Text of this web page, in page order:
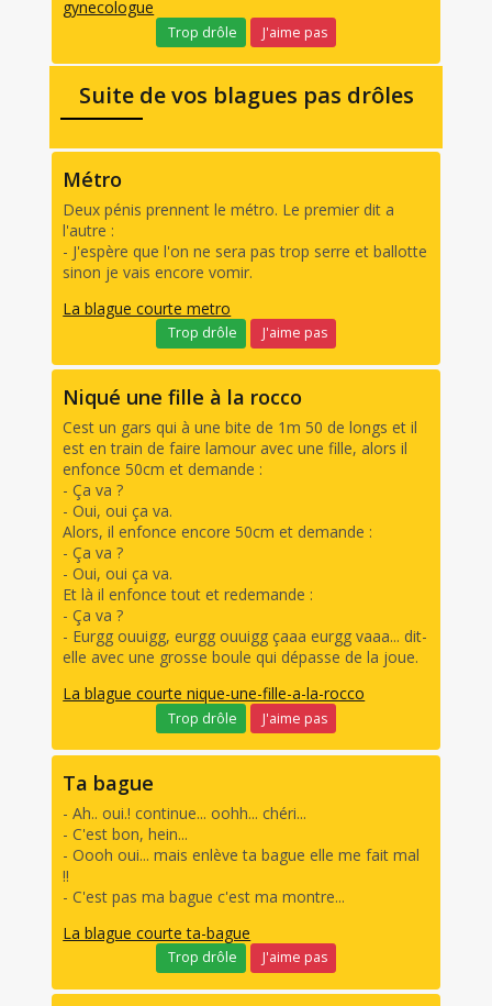
gynecologue
Trop drôle J'aime pas
Suite de vos blagues pas drôles
Métro
Deux pénis prennent le métro. Le premier dit a
l'autre :
- J'espère que l'on ne sera pas trop serre et ballotte
sinon je vais encore vomir.
La blague courte metro
Trop drôle J'aime pas
Niqué une fille à la rocco
Cest un gars qui à une bite de 1m 50 de longs et il
est en train de faire lamour avec une fille, alors il
enfonce 50cm et demande :
- Ça va ?
- Oui, oui ça va.
Alors, il enfonce encore 50cm et demande :
- Ça va ?
- Oui, oui ça va.
Et là il enfonce tout et redemande :
- Ça va ?
- Eurgg ouuigg, eurgg ouuigg çaaa eurgg vaaa... dit-
elle avec une grosse boule qui dépasse de la joue.
La blague courte nique-une-fille-a-la-rocco
Trop drôle J'aime pas
Ta bague
- Ah.. oui.! continue... oohh... chéri...
- C'est bon, hein...
- Oooh oui... mais enlève ta bague elle me fait mal
!!
- C'est pas ma bague c'est ma montre...
La blague courte ta-bague
Trop drôle J'aime pas